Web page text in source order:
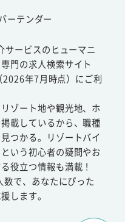
ーテンダー
サービスのヒューマニ
門の求人検索サイト
年7月時点）にご利
ゾート地や観光地、ホ
載しているから、職種
つかる。リゾートバイ
いう初心者の疑問やお
役立つ情報も満載！
で、あなたにぴった
します。